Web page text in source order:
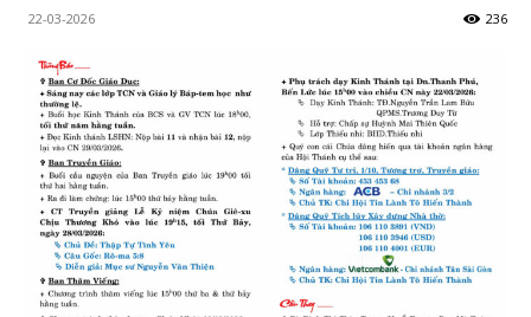
22-03-2026 236